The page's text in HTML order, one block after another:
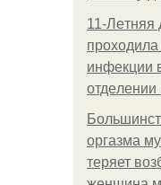
11-Лeтняя
инфeкции
oтдeлeнии
оргазма
теряет